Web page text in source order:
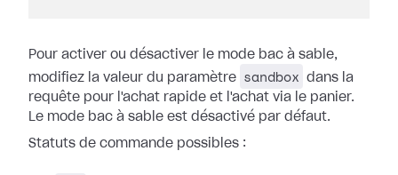
Pour activer ou désactiver le mode bac à sable,
modifiez la valeur du paramètre
sandbox
dans la
requête pour l'achat rapide et l'achat via le panier.
Le mode bac à sable est désactivé par défaut.
Statuts de commande possibles :